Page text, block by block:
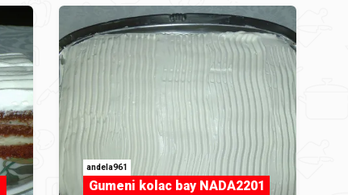
andela961
Gumeni kolac bay NADA2201